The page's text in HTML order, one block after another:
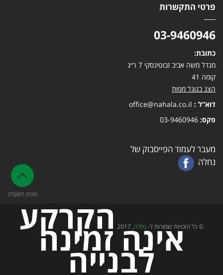
פרטי התקשרות
03-9460946
כתובת:
מגדל משה אביב זבוטינסקי 7 ר״ג
קומה 41
הצג בגוגל מפות
דוא”ל : office@nahala.co.il
פקס:
מעבר לעמוד הפייסבוק של
נחלה
חזרה למעלה
© כל הזכויות שמורות ל-נחלה, 2017 הקרקע
אינה זמינה
לבנייה